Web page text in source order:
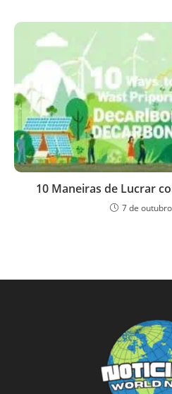
10 Maneiras de Lucrar
7 de